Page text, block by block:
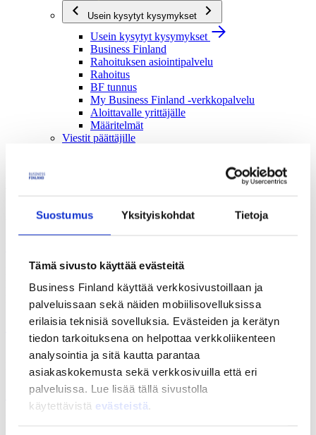
Suostumus Yksityiskohdat Tietoja
Tämä sivusto käyttää evästeitä
Business Finland käyttää verkkosivustoillaan ja
palveluissaan sekä näiden mobiilisovelluksissa
erilaisia teknisiä sovelluksia. Evästeiden ja kerätyn
tiedon tarkoituksena on helpottaa verkkoliikenteen
analysointia ja sitä kautta parantaa
asiakaskokemusta sekä verkkosivuilla että eri
palveluissa. Lue lisää tällä sivustolla
käytettävistä evästeistä.
Usein kysytyt kysymykset
Usein kysytyt kysymykset
Business Finland
Rahoituksen asiointipalvelu
Rahoitus
BF tunnus
My Business Finland -verkkopalvelu
Aloittavalle yrittäjälle
Määritelmät
Viestit päättäjille
Kirjaudu palveluihimme
Aloita asiointi
My Business Finlandin avulla pk- ja startupyrityksille suositellaan
heidän tilanteeseensa sopivia kasvun ja kansainvälistymisen
Rahoituksen asiointipalvelu
Rahoituksen asiontipalvelun kautta haetaan rahoitusta, raportoidaan
projektin etenemisestä sekä ilmoitetaan muutoksista.
Market Opportunities